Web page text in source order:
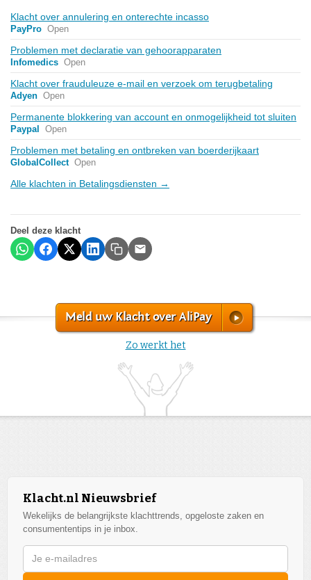
Klacht over annulering en onterechte incasso
PayPro Open
Problemen met declaratie van gehoorapparaten
Infomedics Open
Klacht over frauduleuze e-mail en verzoek om terugbetaling
Adyen Open
Permanente blokkering van account en onmogelijkheid tot sluiten
Paypal Open
Problemen met betaling en ontbreken van boerderijkaart
GlobalCollect Open
Alle klachten in Betalingsdiensten →
Deel deze klacht
Meld uw Klacht over AliPay
Zo werkt het
Klacht.nl Nieuwsbrief
Wekelijks de belangrijkste klachttrends, opgeloste zaken en
consumententips in je inbox.